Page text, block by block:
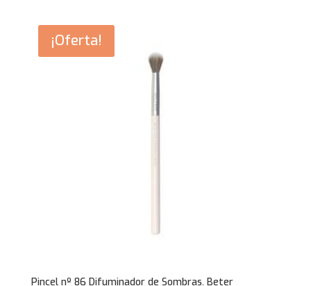
¡Oferta!
Pincel nº 86 Difuminador de Sombras. Beter